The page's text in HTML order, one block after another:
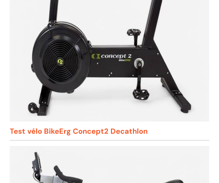
Test vélo BikeErg Concept2 Decathlon